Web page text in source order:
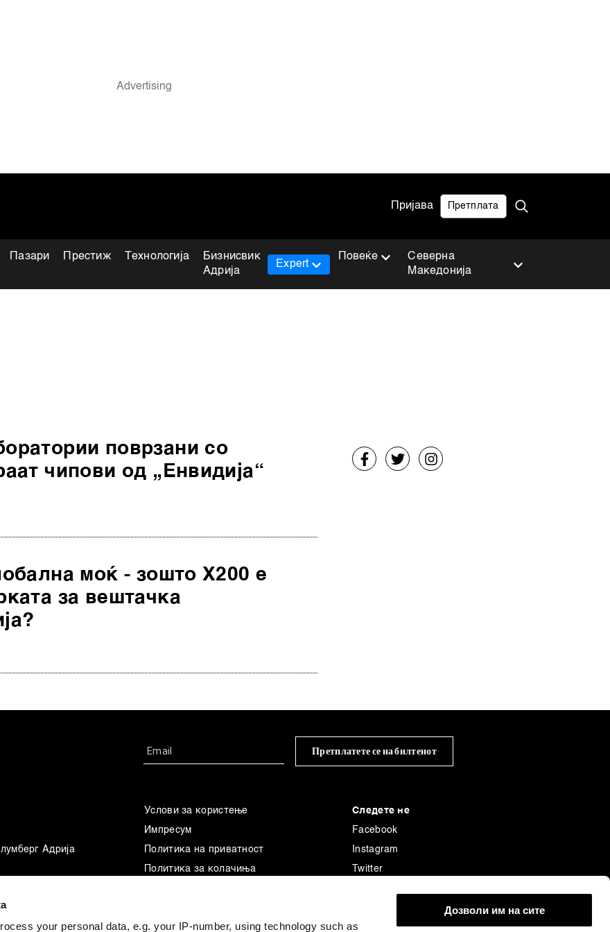
your personal data, e.g. your IP-number, using technology such as
Дозволи им на сите
Пријава Претплата
Пазари Престиж Технологија
Бизнисвик
Адрија
Северна
Македонија
Expert
Повеќе
поврзани со
чипови од „Енвидија“
моќ - зошто Х200 е
за вештачка
Претплатете се на билтенот
Адрија
Услови за користење
Импресум
Политика на приватност
Политика за колачиња
Следете не
Facebook
Instagram
Twitter